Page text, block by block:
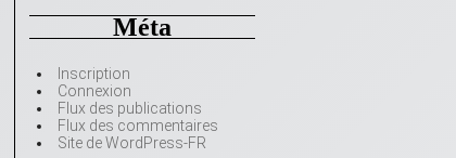
Méta
Inscription
Connexion
Flux des publications
Flux des commentaires
Site de WordPress-FR